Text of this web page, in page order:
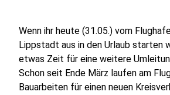
Wenn ihr heute (31.05.) vom
Lippstadt aus in den Urlaub starten
etwas Zeit für eine weitere
Schon seit Ende März laufen am
Bauarbeiten für einen neuen